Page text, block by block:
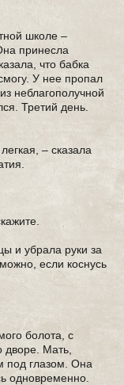
школе –
принесла
что бабка
У нее пропал
неблагополучной
Третий день.
– сказала
и убрала руки за
если коснусь
болота, с
дворе. Мать,
под глазом. Она
одновременно.